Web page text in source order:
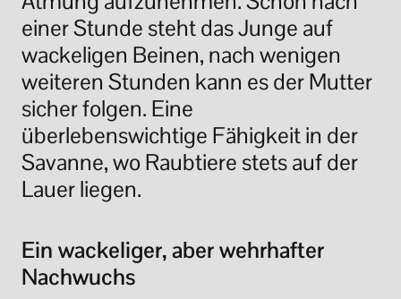
einer Stunde steht das Junge auf
wackeligen Beinen, nach wenigen
weiteren Stunden kann es der Mutter
sicher folgen. Eine
überlebenswichtige Fähigkeit in der
Savanne, wo Raubtiere stets auf der
Lauer liegen.
Ein wackeliger, aber wehrhafter
Nachwuchs